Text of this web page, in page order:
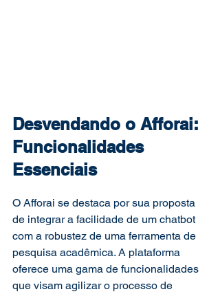
Desvendando o Afforai:
Funcionalidades
Essenciais
O Afforai se destaca por sua proposta
de integrar a facilidade de um chatbot
com a robustez de uma ferramenta de
pesquisa acadêmica. A plataforma
oferece uma gama de funcionalidades
que visam agilizar o processo de